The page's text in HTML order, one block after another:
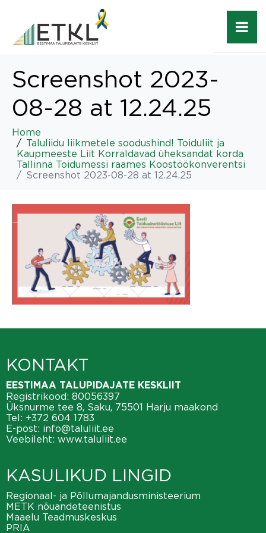
Screenshot 2023-
08-28 at 12.24.25
Home
Taluliidu liikmetele soodushind! Toiduliit ja
Kaupmeeste Liit Korraldavad üheksandat korda
Tallinna Toidumessi raames Koostöökonverentsi
Screenshot 2023-08-28 at 12.24.25
KONTAKT
EESTIMAA TALUPIDAJATE KESKLIIT
Registrikood: 80056397
Üksnurme tee 8, Saku, 75501 Harju maakond
Tel: +372 604 1783
E-post: info@taluliit.ee
Veebileht: www.taluliit.ee
KASULIKUD LINGID
Regionaal- ja Põllumajandusministeerium
METK nõuandeteenistus
Maaelu Teadmuskeskus
PRIA